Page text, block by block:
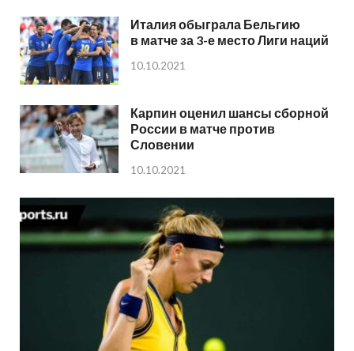
Италия обыграла Бельгию
в матче за 3-е место Лиги наций
10.10.2021
Карпин оценил шансы сборной
России в матче против
Словении
10.10.2021